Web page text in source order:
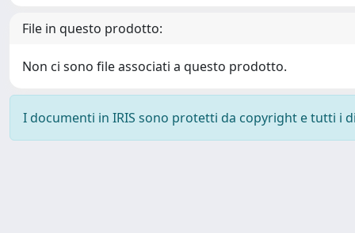
File in questo prodotto:
Non ci sono file associati a questo prodotto.
I documenti in IRIS sono protetti da copyright e tutti i